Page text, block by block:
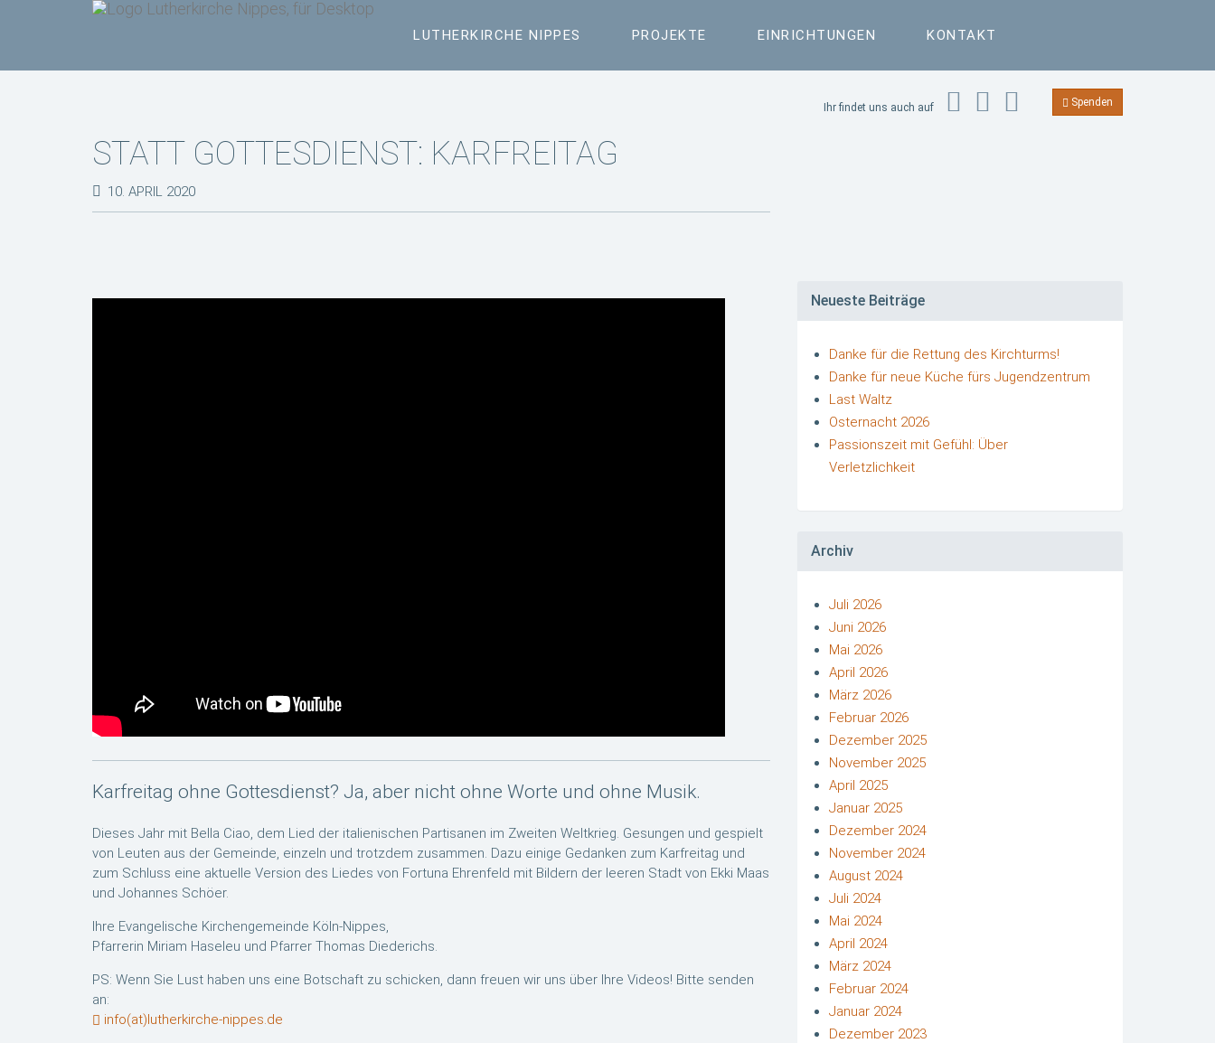
LUTHERKIRCHE NIPPES PROJEKTE EINRICHTUNGEN KONTAKT
Ihr findet uns auch auf Spenden
STATT GOTTESDIENST: KARFREITAG
10. APRIL 2020
Karfreitag ohne Gottesdienst? Ja, aber nicht ohne Worte und ohne Musik.
Dieses Jahr mit Bella Ciao, dem Lied der italienischen Partisanen im Zweiten Weltkrieg. Gesungen und gespielt
von Leuten aus der Gemeinde, einzeln und trotzdem zusammen. Dazu einige Gedanken zum Karfreitag und
zum Schluss eine aktuelle Version des Liedes von Fortuna Ehrenfeld mit Bildern der leeren Stadt von Ekki Maas
und Johannes Schöer.
Ihre Evangelische Kirchengemeinde Köln-Nippes,
Pfarrerin Miriam Haseleu und Pfarrer Thomas Diederichs.
PS: Wenn Sie Lust haben uns eine Botschaft zu schicken, dann freuen wir uns über Ihre Videos! Bitte senden
an:
info(at)lutherkirche-nippes.de
Neueste Beiträge
Danke für die Rettung des Kirchturms!
Danke für neue Küche fürs Jugendzentrum
Last Waltz
Osternacht 2026
Passionszeit mit Gefühl: Über
Verletzlichkeit
Archiv
Juli 2026
Juni 2026
Mai 2026
April 2026
März 2026
Februar 2026
Dezember 2025
November 2025
April 2025
Januar 2025
Dezember 2024
November 2024
August 2024
Juli 2024
Mai 2024
April 2024
März 2024
Februar 2024
Januar 2024
Dezember 2023